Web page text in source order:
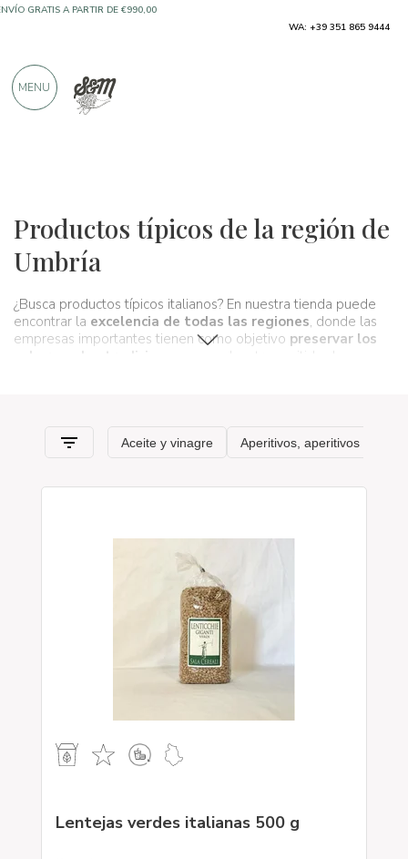
Productos típicos de la región de
Umbría
¿Busca productos típicos italianos? En nuestra tienda puede
encontrar la excelencia de todas las regiones, donde las
empresas importantes tienen como objetivo preservar los
sabores y las tradiciones
que se han transmitido de
Umbríay sus características típicas
Lentejas verdes italianas 500 g
PRODUCTOS DE FABRICANTES
WA: +39 351 865 9444
MENU